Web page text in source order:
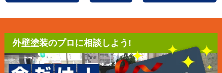
外壁塗装のプロに相談しよう!